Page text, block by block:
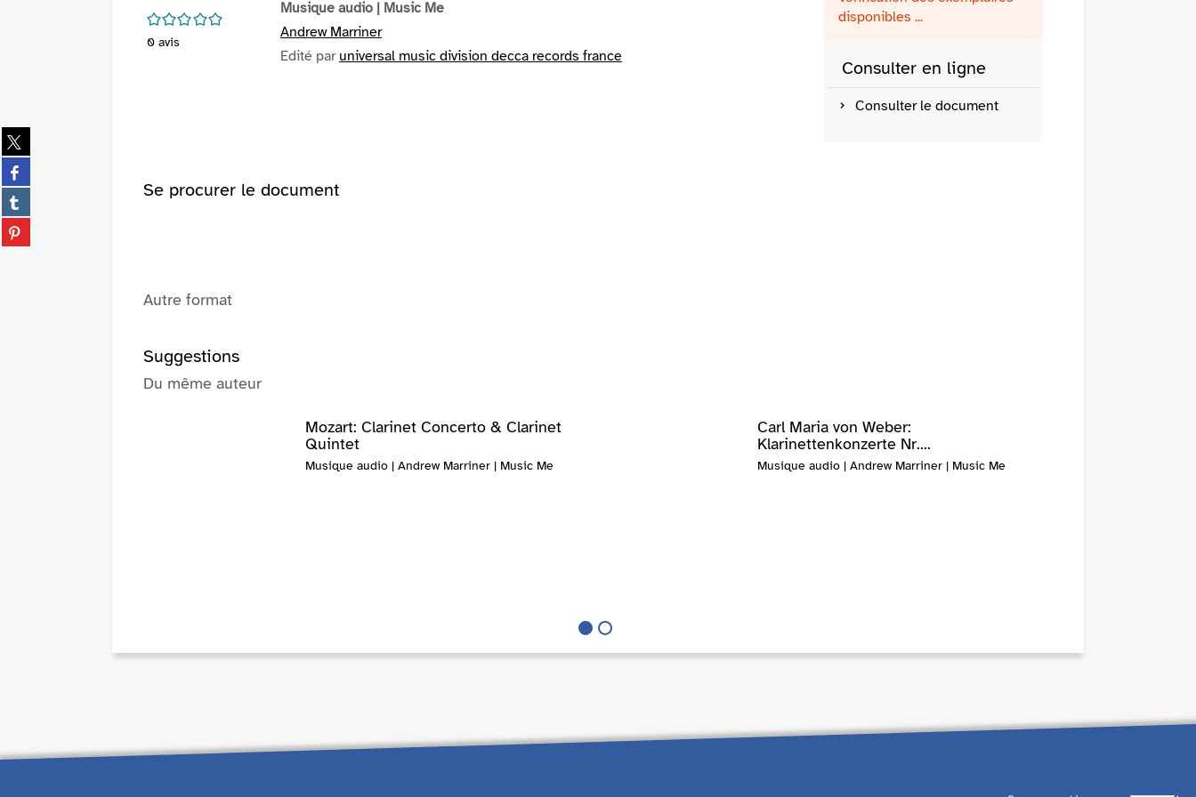
Partager
sur
twitter
(Nouvelle
fenêtre)
Partager
sur
facebook
(Nouvelle
fenêtre)
Partager
sur
tumblr
Partager
sur
/5
0 avis
Musique audio | Music Me
Andrew Marriner
Edité par universal music division decca records france
disponibles ...
Consulter en ligne
Consulter le document
Se procurer le document
Autre format
Suggestions
Du même auteur
Mozart: Clarinet Concerto & Clarinet
Quintet
Musique audio | Andrew Marriner | Music Me
Carl Maria von Weber:
Klarinettenkonzerte Nr....
Musique audio | Andrew Marriner | Music Me